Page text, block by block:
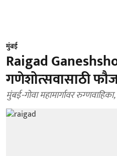
मुंबई
Raigad
गणेशोत्‍सवासाठी
मुंबई-गोवा महामार्गावर